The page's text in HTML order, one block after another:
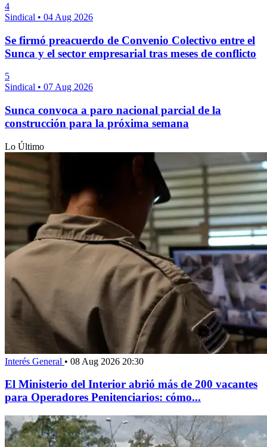
4
Sindical • 04 Aug 2026
Se firmó preacuerdo de Convenio Colectivo entre el
Sunca y el sector empresarial tras meses de conflicto
5
Sindical • 07 Aug 2026
Sunca convoca a paro nacional parcial de la
construcción para la próxima semana
Lo Último
Interés General • 08 Aug 2026 20:30
El Ministerio del Interior abrió más de 200 vacantes
para Operadores Penitenciarios: cómo...